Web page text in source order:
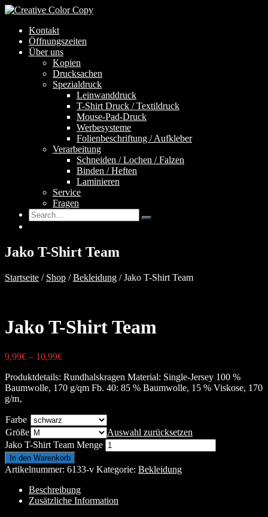
Kontakt
Öffnungszeiten
Über uns
Kopien
Drucksachen
Spezialdruck
Leinwanddruck
T-Shirt Druck / Textildruck
Mouse-Pad-Druck
Werbesysteme
Folienbeschriftung / Aufkleber
Verarbeitung
Schneiden / Lochen / Falzen
Binden / Heften
Laminieren
Service
Fragen
Jako T-Shirt Team
Startseite / Shop /Bekleidung / Jako T-Shirt Team
Jako T-Shirt Team
9,99€ – 10,99€
Produktdetails: Rundhalskragen Material: Single-Jersey 100 %
Baumwolle, 170 g/qm Fb. 40: 85 % Baumwolle, 15 % Viskose, 170
g/m‚
Farbe
Größe
Auswahl zurücksetzen
Jako T-Shirt Team Menge
In den Warenkorb
Artikelnummer: 6133-v Kategorie: Bekleidung
Beschreibung
Zusätzliche Information